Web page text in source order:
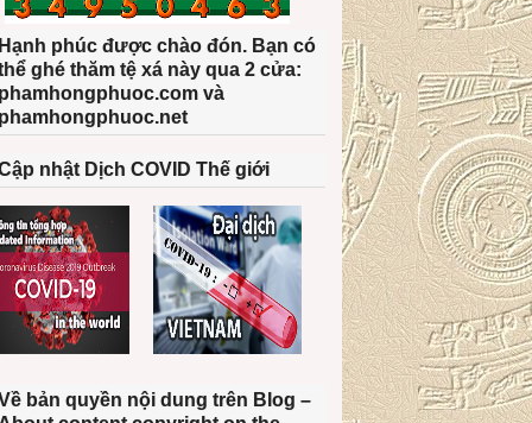
phúc được chào đón. Bạn có
ghé thăm tệ xá này qua 2 cửa:
và
nhật Dịch COVID Thế giới
bản quyền nội dung trên Blog –